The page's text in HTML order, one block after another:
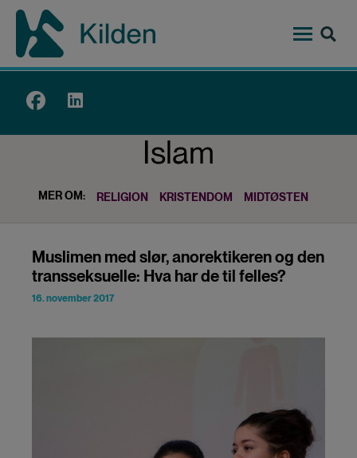
Hopp
hovedinnhold
Top
Islam
MER OM: RELIGION KRISTENDOM MIDTØSTEN
Muslimen med slør, anorektikeren og den
transseksuelle: Hva har de til felles?
16. november 2017